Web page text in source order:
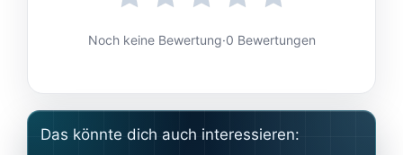
Noch keine Bewertung·0 Bewertungen
Das könnte dich auch interessieren: